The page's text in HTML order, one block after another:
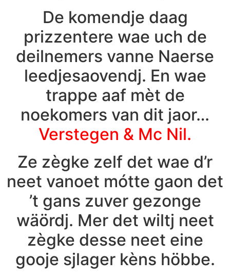
De komendje daag
prizzentere wae uch de
deilnemers vanne Naerse
leedjesaovendj. En wae
trappe aaf mèt de
noekomers van dit jaor…
Verstegen & Mc Nil.
Ze zègke zelf det wae d’r
neet vanoet mótte gaon det
’t gans zuver gezonge
wäördj. Mer det wiltj neet
zègke desse neet eine
gooje sjlager kèns höbbe.